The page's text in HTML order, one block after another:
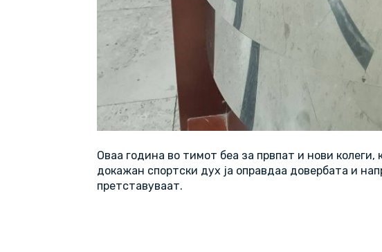
Оваа година во тимот беа за првпат и нови
докажан спортски дух ја оправдаа довербата и
претставуваат.